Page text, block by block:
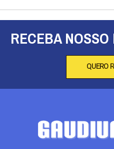
RECEBA
QUERO